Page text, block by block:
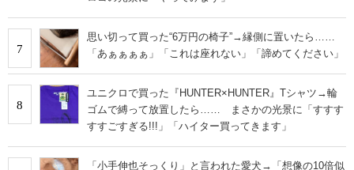
7
思い切って買った“6万円の椅子”→縁側に置いたら……
「あぁぁぁぁ」「これは座れない」「諦めてください」
8
ユニクロで買った『HUNTER×HUNTER』Tシャツ→輪
ゴムで縛って放置したら…… まさかの光景に「すすす
すすごすぎる!!!」「ハイター買ってきます」
「小手伸也そっくり」と言われた愛犬→「想像の10倍似